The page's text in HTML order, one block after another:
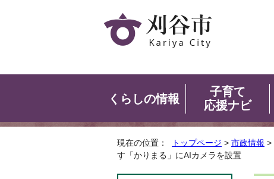
くらしの情報
子育て
応援ナビ
現在の位置： トップページ > 市政情報 >
す「かりまる」にAIカメラを設置